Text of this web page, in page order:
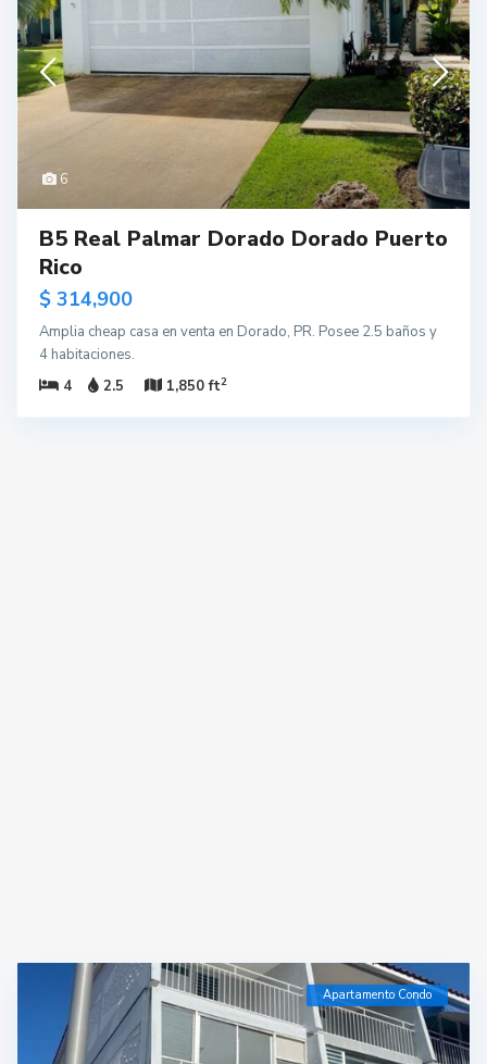
6
B5 Real Palmar Dorado Dorado Puerto
Rico
$ 314,900
Amplia cheap casa en venta en Dorado, PR. Posee 2.5 baños y
4 habitaciones.
4
2.5 1,850 ft2
Apartamento Condo